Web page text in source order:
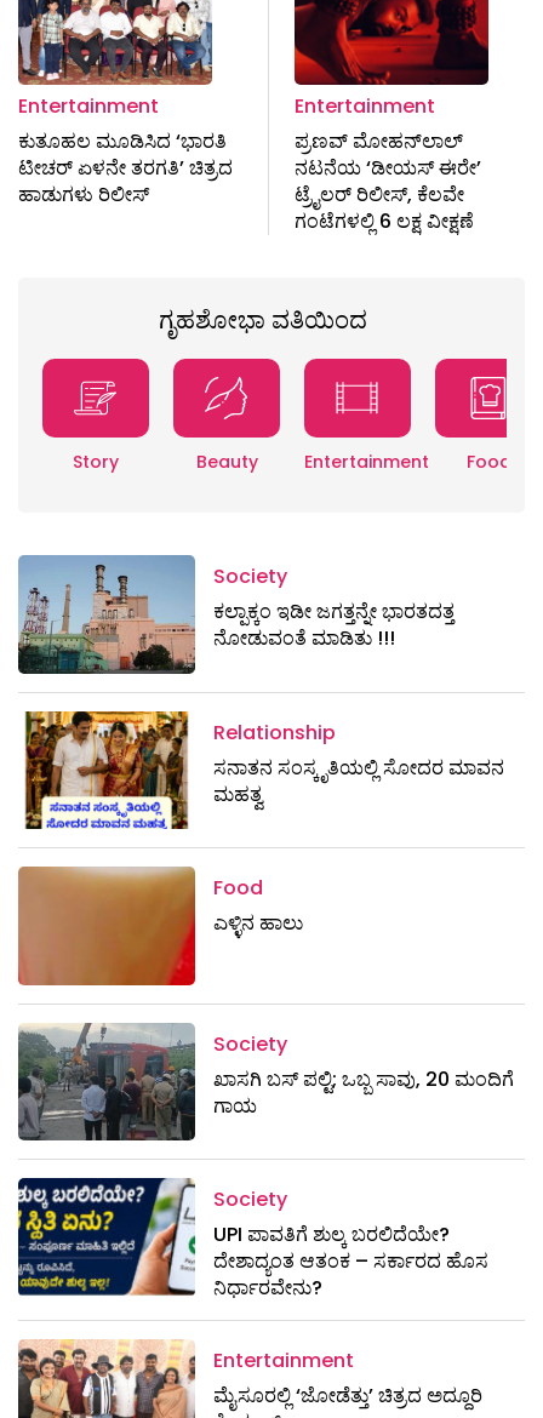
Entertainment
ಕುತೂಹಲ ಮೂಡಿಸಿದ ‘ಭಾರತಿ
ಟೀಚರ್ ಏಳನೇ ತರಗತಿ’ ಚಿತ್ರದ
ಹಾಡುಗಳು ರಿಲೀಸ್
Entertainment
ಪ್ರಣವ್ ಮೋಹನ್‌ಲಾಲ್
ನಟನೆಯ ‘ಡೀಯಸ್ ಈರೇ’
ಟ್ರೈಲರ್ ರಿಲೀಸ್, ಕೆಲವೇ
ಗಂಟೆಗಳಲ್ಲಿ 6 ಲಕ್ಷ ವೀಕ್ಷಣೆ
ಗೃಹಶೋಭಾ ವತಿಯಿಂದ
Story Beauty Entertainment Food
Society
ಕಲ್ಪಾಕ್ಕಂ ಇಡೀ ಜಗತ್ತನ್ನೇ ಭಾರತದತ್ತ
ನೋಡುವಂತೆ ಮಾಡಿತು !!!
Relationship
ಸನಾತನ ಸಂಸ್ಕೃತಿಯಲ್ಲಿ ಸೋದರ ಮಾವನ
ಮಹತ್ವ
Food
ಎಳ್ಳಿನ ಹಾಲು
Society
ಖಾಸಗಿ ಬಸ್ ಪಲ್ಟಿ; ಒಬ್ಬ ಸಾವು, 20 ಮಂದಿಗೆ
ಗಾಯ
Society
UPI ಪಾವತಿಗೆ ಶುಲ್ಕ ಬರಲಿದೆಯೇ?
ದೇಶಾದ್ಯಂತ ಆತಂಕ – ಸರ್ಕಾರದ ಹೊಸ
ನಿರ್ಧಾರವೇನು?
Entertainment
ಮೈಸೂರಲ್ಲಿ ‘ಜೋಡೆತ್ತು’ ಚಿತ್ರದ ಅದ್ದೂರಿ